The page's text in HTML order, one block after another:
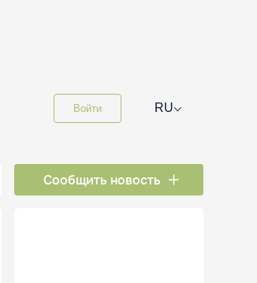
Войти RU⌵
Сообщить новость